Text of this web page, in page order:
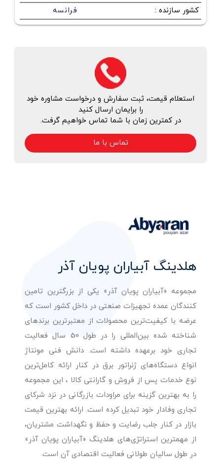
کشور سازنده : فرانسه
استعلام قیمت، ثبت سفارش و درخواست مشاوره خود
را برایمان ارسال کنید
در کمترین زمان با شما تماس خواهیم گرفت.
تماس با ما
هلدینگ آبیاران پویان آذر
مجموعه «آبیاران پویان آذر» یکی از بزرگترین تامین
کنندگان عمده تجهیزات صنعتی در داخل کشور است که
عرضه با کیفیت‌ترین محصولات از معتبرترین برندهای
شناخته شده بین‌المللی را در طول 50 سال فعالیت
تجاری خود برعهده داشته است. دانش فنی مونتاژ
انواع دستگاه‌های ژنراتور برق در کنار ارائه کامل‌ترین
نوع خدمات پس از فروش و گارانتی کالا ، این مجموعه
را به بهترین گزینه برای مراودات بازرگانی در نزد شرکای
تجاری وفادار خود تبدیل کرده است. ارائه بهترین قیمت
بازار در کنار جلب رضایت و حفظ و نگهداشت مشتریان،
از مهمترین استراتژی‌های هلدینگ «آبیاران پویان آذر»
در طول سالیان طولانی فعالیت اقتصادی آن است.